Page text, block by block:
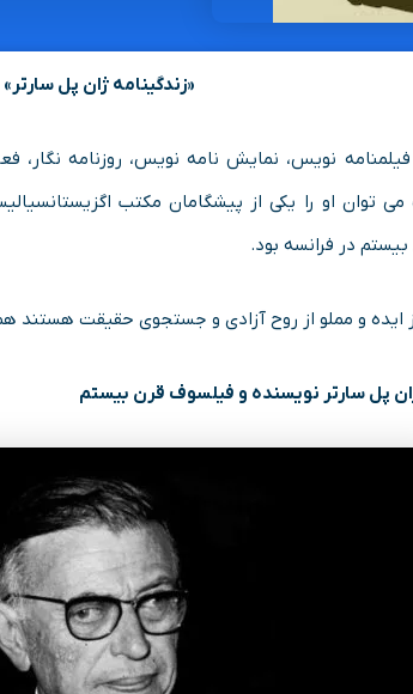
«زندگینامه ژان پل سارتر»
‌نویس، نمایش‌ نامه ‌نویس، روزنامه ‌نگار،
‌توان او را یکی از پیشگامان مکتب
در فرانسه بود.
ایده و مملو از روح آزادی و جستجوی حقیقت هستند
ژان پل سارتر نویسنده و فیلسوف قرن بیستم